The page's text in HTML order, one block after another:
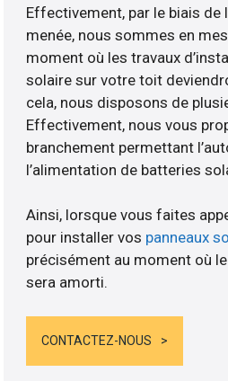
Effectivement, par le biais de
menée, nous sommes en
moment où les travaux
solaire sur votre toit
cela, nous disposons de
Effectivement, nous vous
branchement permettant
l’alimentation de batteries
Ainsi, lorsque vous faites
pour installer vos panneaux
précisément au moment où
sera amorti.
CONTACTEZ-NOUS